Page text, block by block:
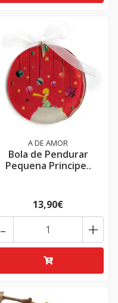
A DE AMOR
Bola de Pendurar
Pequena Principe..
13,90€
+
-